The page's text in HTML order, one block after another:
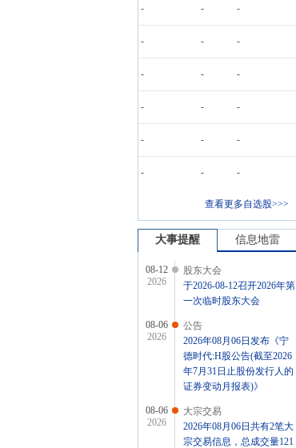
- - -
- - -
- - -
- - -
- - -
- - -
查看更多自选股>>>
大事提醒 信息地雷
08-12
2026
股东大会
于2026-08-12召开2026年第
一次临时股东大会
08-06
2026
公告
2026年08月06日发布《宁
德时代:H股公告(截至2026
年7月31日止股份发行人的
证券变动月报表)》
08-06
2026
大宗交易
2026年08月06日共有2笔大
宗交易信息，总成交量121